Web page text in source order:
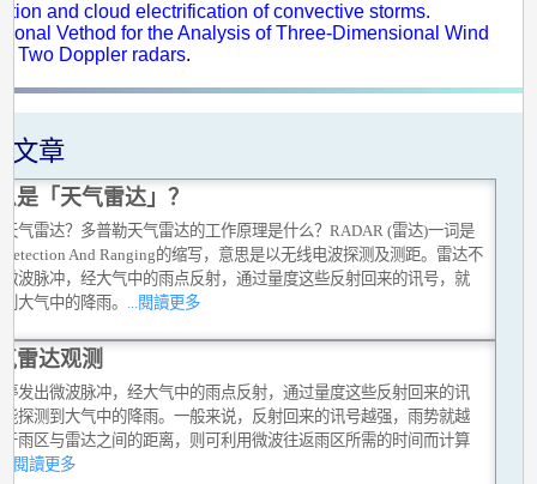
and cloud electrification of convective storms.
Vethod for the Analysis of Three-Dimensional Wind
Two Doppler radars.
文章
是「天气雷达」？
气雷达？多普勒天气雷达的工作原理是什么？RADAR (雷达)一词是
And Ranging的缩写，意思是以无线电波探测及测距。雷达不
波脉冲，经大气中的雨点反射，通过量度这些反射回来的讯号，就
大气中的降雨。 ...閱讀更多
雷达观测
发出微波脉冲，经大气中的雨点反射，通过量度这些反射回来的讯
探测到大气中的降雨。一般来说，反射回来的讯号越强，雨势就越
雨区与雷达之间的距离，则可利用微波往返雨区所需的时间而计算
...閱讀更多